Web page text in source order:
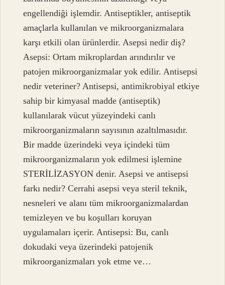
engellendiği işlemdir. Antiseptikler, antiseptik
amaçlarla kullanılan ve mikroorganizmalara
karşı etkili olan ürünlerdir. Asepsi nedir diş?
Asepsi: Ortam mikroplardan arındırılır ve
patojen mikroorganizmalar yok edilir. Antisepsi
nedir veteriner? Antisepsi, antimikrobiyal etkiye
sahip bir kimyasal madde (antiseptik)
kullanılarak vücut yüzeyindeki canlı
mikroorganizmaların sayısının azaltılmasıdır.
Bir madde üzerindeki veya içindeki tüm
mikroorganizmaların yok edilmesi işlemine
STERİLİZASYON denir. Asepsi ve antisepsi
farkı nedir? Cerrahi asepsi veya steril teknik,
nesneleri ve alanı tüm mikroorganizmalardan
temizleyen ve bu koşulları koruyan
uygulamaları içerir. Antisepsi: Bu, canlı
dokudaki veya üzerindeki patojenik
mikroorganizmaları yok etme ve…